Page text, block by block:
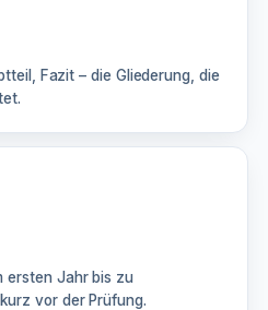
Fazit – die Gliederung, die
ersten Jahr bis zu
vor der Prüfung.